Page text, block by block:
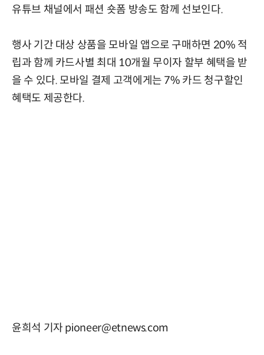
유튜브 채널에서 패션 숏폼 방송도 함께 선보인다.
행사 기간 대상 상품을 모바일 앱으로 구매하면 20% 적
립과 함께 카드사별 최대 10개월 무이자 할부 혜택을 받
을 수 있다. 모바일 결제 고객에게는 7% 카드 청구할인
혜택도 제공한다.
윤희석 기자 pioneer@etnews.com